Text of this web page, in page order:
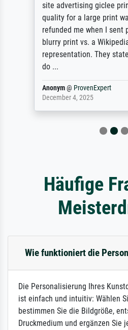
site advertising giclee
quality for a large print
refunded me when I sent
blurry print vs. a
representation. They
do ...
Anonym@ ProvenExpert
December 4, 2025
Häufige
Wie funktioniert die
Die Personalisierung Ihres
ist einfach und intuitiv: Wählen
bestimmen Sie die Bildgröße,
Druckmedium und ergänzen Sie